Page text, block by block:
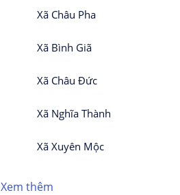
Xã Châu Pha
Xã Bình Giã
Xã Châu Đức
Xã Nghĩa Thành
Xã Xuyên Mộc
Xem thêm